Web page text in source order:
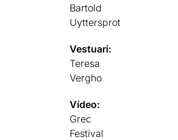
Bartold
Uyttersprot
Vestuari:
Teresa
Vergho
Vídeo:
Grec
Festival